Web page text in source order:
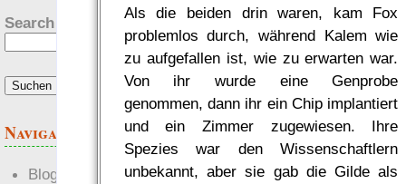
Als die beiden drin waren, kam Fox
problemlos durch, während Kalem wie
zu aufgefallen ist, wie zu erwarten war.
Von ihr wurde eine Genprobe
genommen, dann ihr ein Chip implantiert
und ein Zimmer zugewiesen. Ihre
Spezies war den Wissenschaftlern
unbekannt, aber sie gab die Gilde als
Search this site:
Navigation
Blogs
bieten… [und] frei sein…
wer hätte das gedacht,
1W6-System erfüllt alle
Anforderungen.“
— RowC
was Leute sagen…